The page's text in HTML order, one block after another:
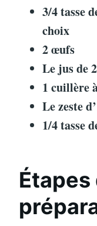
3/4 tasse
choix
2 œufs
Le jus de
1 cuillère
Le zeste
1/4 tasse
Étapes